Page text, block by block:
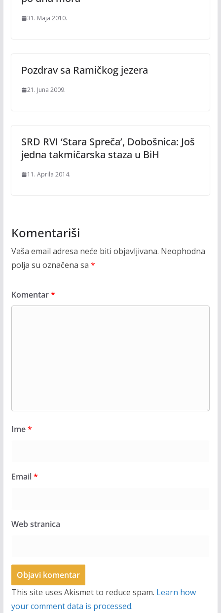
31. Maja 2010.
Pozdrav sa Ramičkog jezera
21. Juna 2009.
SRD RVI ‘Stara Spreča’, Dobošnica: Još
jedna takmičarska staza u BiH
11. Aprila 2014.
Komentariši
Vaša email adresa neće biti objavljivana. Neophodna
polja su označena sa *
Komentar*
Ime*
Email*
Web stranica
This site uses Akismet to reduce spam. Learn how
your comment data is processed.